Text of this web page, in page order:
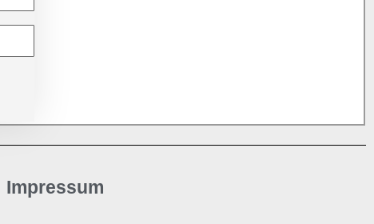
Impressum